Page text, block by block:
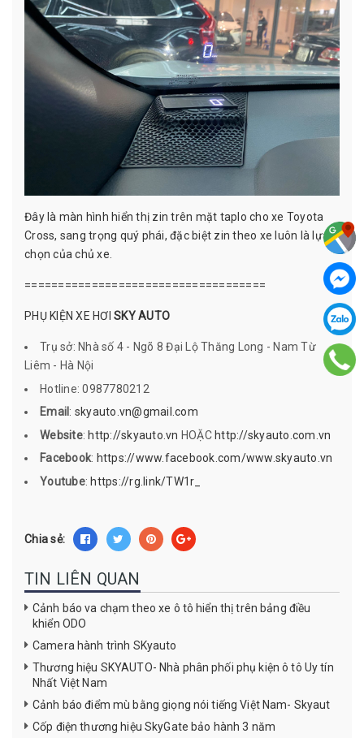
Đây là màn hình hiển thị zin trên mặt taplo cho xe Toyota
Cross, sang trọng quý phái, đặc biệt zin theo xe luôn là lựa
chọn của chủ xe.
====================================
PHỤ KIỆN XE HƠI SKY AUTO
Trụ sở: Nhà số 4 - Ngõ 8 Đại Lộ Thăng Long - Nam Từ
Liêm - Hà Nội
Hotline: 0987780212
Email : skyauto.vn@gmail.com
Website: http://skyauto.vn HOẶC http://skyauto.com.vn
Facebook: https://www.facebook.com/www.skyauto.vn
Youtube: https://rg.link/TW1r_
Chia sẻ:
TIN LIÊN QUAN
Cảnh báo va chạm theo xe ô tô hiển thị trên bảng điều
khiển ODO
Camera hành trình SKyauto
Thương hiệu SKYAUTO- Nhà phân phối phụ kiện ô tô Uy tín
Nhất Việt Nam
Cảnh báo điểm mù bằng giọng nói tiếng Việt Nam- Skyaut
Cốp điện thương hiệu SkyGate bảo hành 3 năm